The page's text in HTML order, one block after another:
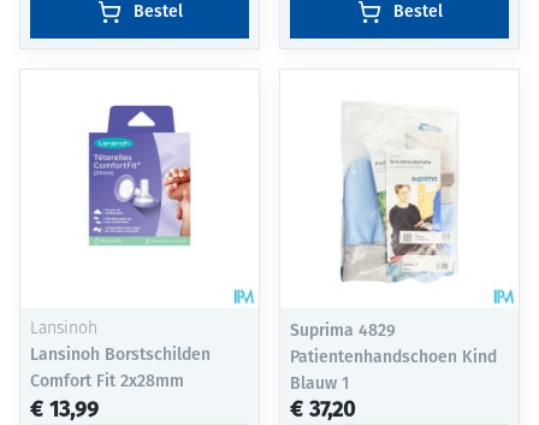
Bestel Bestel
Lansinoh
Lansinoh Borstschilden
Comfort Fit 2x28mm
€ 13,99
Suprima 4829
Patientenhandschoen Kind
Blauw 1
€ 37,20